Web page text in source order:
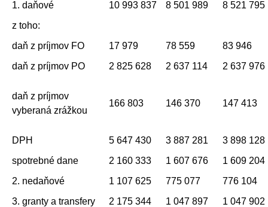
1. daňové
10 993 837 8 501 989
8 521 795
z toho:
daň z príjmov FO
17 979 78 559
83 946
daň z príjmov PO
2 825 628 2 637 114 2 637 976
daň z príjmov
vyberaná zrážkou
166 803 146 370 147 413
DPH 5 647 430 3 887 281
3 898 128
spotrebné dane
2 160 333 1 607 676
1 609 204
2. nedaňové
1 107 625 775 077
776 104
3. granty a transfery
2 175 344 1 047 897
1 047 902